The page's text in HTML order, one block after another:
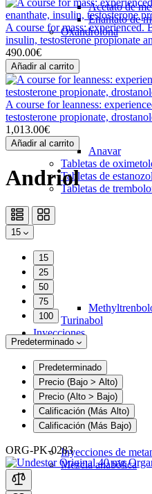
Acetato de
Enantato de
Oxandrolona
Anavar
Tabletas de
Tabletas de
Tabletas de
Turinabol
Inyecciones
Inyecciones de
Mezcla anabólica
A course for mass: experienced.
insulin, testosterone propionate
490.00€
Añadir al carrito
A course for leanness:
testosterone propionate,
1,013.00€
Añadir al carrito
Andriol
15
15
25
50
75
100
Predeterminado
Predeterminado
Precio (Bajo > Alto)
Precio (Alto > Bajo)
Calificación (Más Alto)
Calificación (Más Bajo)
ORG-PK-0283